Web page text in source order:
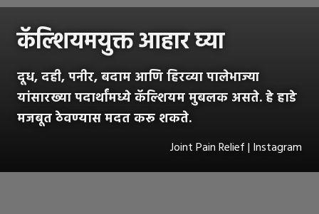
कॅल्शियमयुक्त आहार घ्या
दूध, दही, पनीर, बदाम आणि हिरव्या पालेभाज्या
यांसारख्या पदार्थांमध्ये कॅल्शियम मुबलक असते. हे हाडे
मजबूत ठेवण्यास मदत करू शकते.
Joint Pain Relief | Instagram